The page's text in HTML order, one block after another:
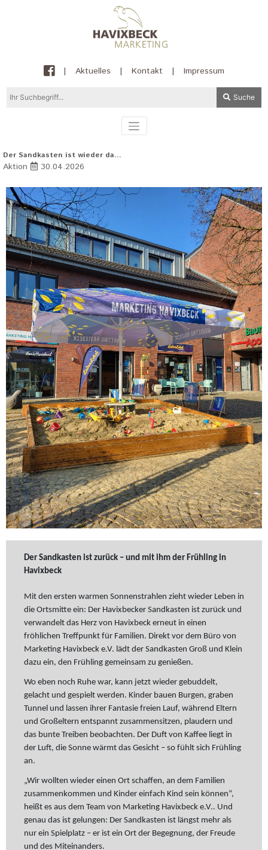
| Aktuelles | Kontakt | Impressum
Suche
Der Sandkasten ist wieder da...
Aktion 30.04.2026
Der Sandkasten ist zurück – und mit ihm der Frühling in
Havixbeck
Mit den ersten warmen Sonnenstrahlen zieht wieder Leben in
die Ortsmitte ein: Der Havixbecker Sandkasten ist zurück und
verwandelt das Herz von Havixbeck erneut in einen
fröhlichen Treffpunkt für Familien. Direkt vor dem Büro von
Marketing Havixbeck e.V. lädt der Sandkasten Groß und Klein
dazu ein, den Frühling gemeinsam zu genießen.
Wo eben noch Ruhe war, kann jetzt wieder gebuddelt,
gelacht und gespielt werden. Kinder bauen Burgen, graben
Tunnel und lassen ihrer Fantasie freien Lauf, während Eltern
und Großeltern entspannt zusammensitzen, plaudern und
das bunte Treiben beobachten. Der Duft von Kaffee liegt in
der Luft, die Sonne wärmt das Gesicht – so fühlt sich Frühling
an.
„Wir wollten wieder einen Ort schaffen, an dem Familien
zusammenkommen und Kinder einfach Kind sein können“,
heißt es aus dem Team von Marketing Havixbeck e.V.. Und
genau das ist gelungen: Der Sandkasten ist längst mehr als
nur ein Spielplatz – er ist ein Ort der Begegnung, der Freude
und des Miteinanders.